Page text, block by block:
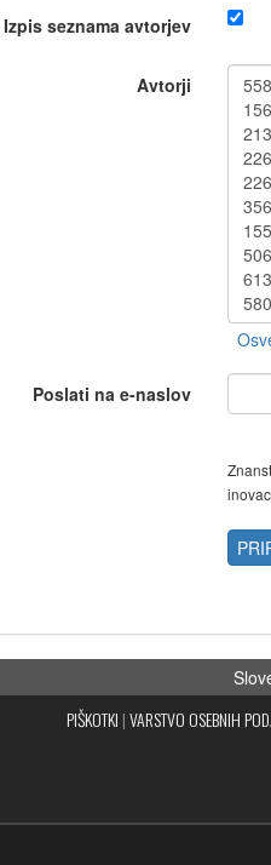
Izpis seznama avtorjev
Avtorji
Poslati na e-naslov
PIŠKOTKI |VARSTVO OSEBNIH